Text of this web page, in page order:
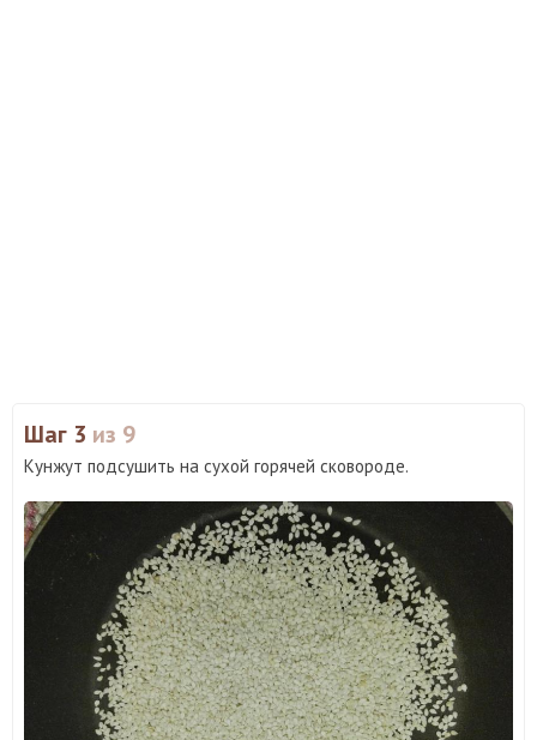
Шаг 3 из 9
Кунжут подсушить на сухой горячей сковороде.